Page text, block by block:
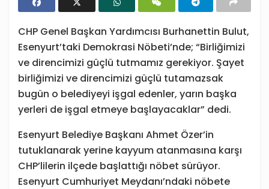
CHP Genel Başkan Yardımcısı Burhanettin Bulut,
Esenyurt’taki Demokrasi Nöbeti’nde; “Birliğimizi
ve direncimizi güçlü tutmamız gerekiyor. Şayet
birliğimizi ve direncimizi güçlü tutamazsak
bugün o belediyeyi işgal edenler, yarın başka
yerleri de işgal etmeye başlayacaklar” dedi.
Esenyurt Belediye Başkanı Ahmet Özer’in
tutuklanarak yerine kayyum atanmasına karşı
CHP’lilerin ilçede başlattığı nöbet sürüyor.
Esenyurt Cumhuriyet Meydanı’ndaki nöbete